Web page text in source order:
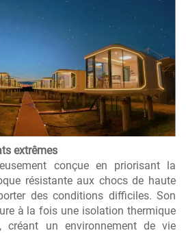
extrêmes
conçue en priorisant la
résistante aux chocs de haute
des conditions difficiles. Son
à la fois une isolation thermique
créant un environnement de vie